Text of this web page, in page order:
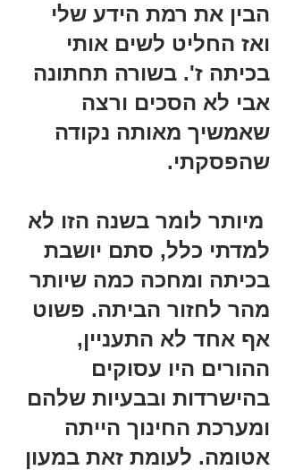
הבין את רמת הידע שלי
ואז החליט לשים אותי
בכיתה ז'. בשורה תחתונה
אבי לא הסכים ורצה
שאמשיך מאותה נקודה
שהפסקתי.
מיותר לומר בשנה הזו לא
למדתי כלל, סתם יושבת
בכיתה ומחכה כמה שיותר
מהר לחזור הביתה. פשוט
אף אחד לא התעניין,
ההורים היו עסוקים
בהישרדות ובבעיות שלהם
ומערכת החינוך הייתה
אטומה. לעומת זאת במעון